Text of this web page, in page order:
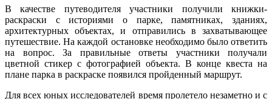
В качестве путеводителя участники получили книжки-
раскраски с историями о парке, памятниках, зданиях,
архитектурных объектах, и отправились в захватывающее
путешествие. На каждой остановке необходимо было ответить
на вопрос. За правильные ответы участники получали
цветной стикер с фотографией объекта. В конце квеста на
плане парка в раскраске появился пройденный маршрут.
Для всех юных исследователей время пролетело незаметно и с